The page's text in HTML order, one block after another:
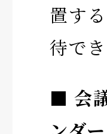
置す
待でき
■ 会